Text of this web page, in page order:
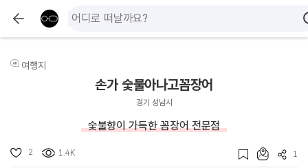
여행지
손가 숯불아나고꼼장어
경기 성남시
숯불향이 가득한 꼼장어 전문점
2 1.4K 1